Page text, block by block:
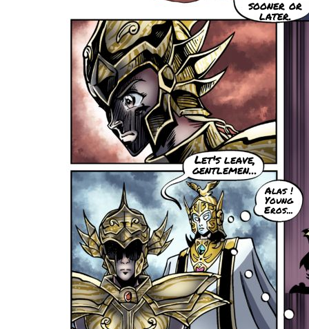
sooner or
later.
Let's leave,
gentlemen...
Alas !
Young
Eros...